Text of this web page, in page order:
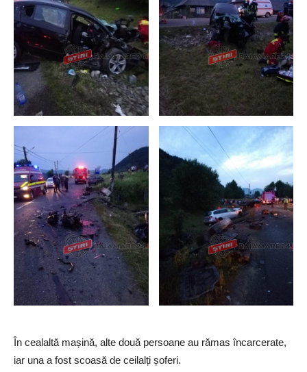
În cealaltă mașină, alte două persoane au rămas încarcerate,
iar una a fost scoasă de ceilalți șoferi.